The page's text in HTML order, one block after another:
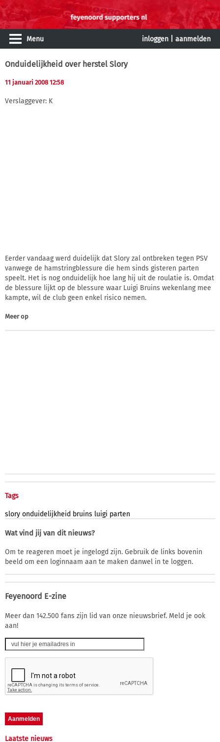
Menu inloggen aanmelden
Onduidelijkheid over herstel Slory
11 januari 2008 12:58
Verslaggever: K
Eerder vandaag werd duidelijk dat Slory zal ontbreken tegen PSV
vanwege de hamstringblessure die hem sinds gisteren parten
speelt. Het is nog onduidelijk hoe lang hij uit de roulatie is. Omdat
de blessure lijkt op de blessure waar Luigi Bruins wekenlang mee
kampte, wil de club geen enkel risico nemen.
Meer op
Tags
slory onduidelijkheid bruins luigi parten
Wat vind jij van dit nieuws?
Om te reageren moet je ingelogd zijn. Gebruik de links bovenin
beeld om een loginnaam aan te maken danwel in te loggen.
Feyenoord E-zine
Meer dan 142.500 fans zijn lid van onze nieuwsbrief. Meld je ook
aan!
Laatste nieuws